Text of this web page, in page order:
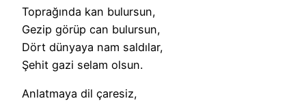
Toprağında kan bulursun,
Gezip görüp can bulursun,
Dört dünyaya nam saldılar,
Şehit gazi selam olsun.
Anlatmaya dil çaresiz,